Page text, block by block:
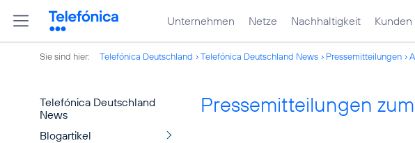
Unternehmen Netze Nachhaltigkeit Kunden
Sie sind hier: Telefónica Deutschland Telefónica Deutschland News Pressemitteilungen
Telefónica Deutschland
News
Blogartikel
Pressemitteilungen